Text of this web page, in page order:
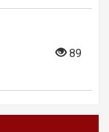
89